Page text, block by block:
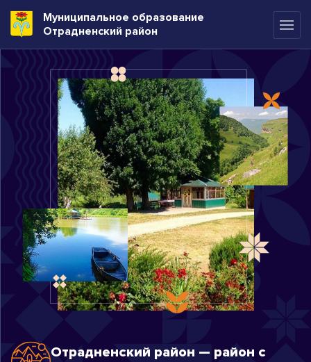
Муниципальное образование
Отрадненский район
Отрадненский район — район с